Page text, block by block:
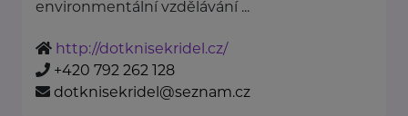
environmentální vzdělávání ...
http://dotknisekridel.cz/
+420 792 262 128
dotknisekridel@seznam.cz